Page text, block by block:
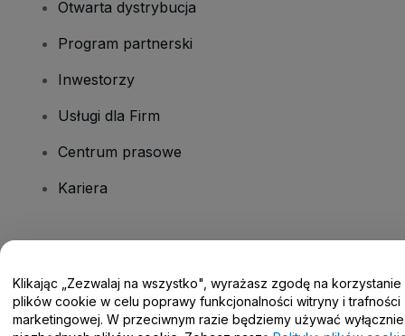
Otwarta dystrybucja
Program partnerski
Inwestorzy
Usługi dla Firm
Centrum prasowe
Kariera
Centrum pomocy / Skontaktuj się z nami
Klikając „Zezwalaj na wszystko", wyrażasz zgodę na korzystanie
plików cookie w celu poprawy funkcjonalności witryny i trafności
marketingowej. W przeciwnym razie będziemy używać wyłącznie